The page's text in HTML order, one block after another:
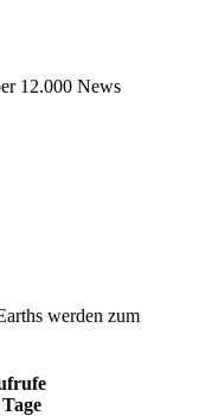
12.000 News
werden zum